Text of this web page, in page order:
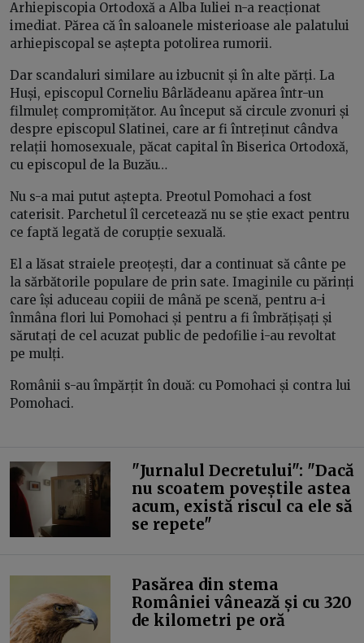
Arhiepiscopia Ortodoxă a Alba Iuliei n-a reacționat
imediat. Părea că în saloanele misterioase ale palatului
arhiepiscopal se aștepta potolirea rumorii.
Dar scandaluri similare au izbucnit și în alte părți. La
Huși, episcopul Corneliu Bârlădeanu apărea într-un
filmuleț compromițător. Au început să circule zvonuri și
despre episcopul Slatinei, care ar fi întreținut cândva
relații homosexuale, păcat capital în Biserica Ortodoxă,
cu episcopul de la Buzău…
Nu s-a mai putut aștepta. Preotul Pomohaci a fost
caterisit. Parchetul îl cercetează nu se știe exact pentru
ce faptă legată de corupție sexuală.
El a lăsat straiele preoțești, dar a continuat să cânte pe
la sărbătorile populare de prin sate. Imaginile cu părinți
care își aduceau copiii de mână pe scenă, pentru a-i
înmâna flori lui Pomohaci și pentru a fi îmbrățișați și
sărutați de cel acuzat public de pedofilie i-au revoltat
pe mulți.
Românii s-au împărțit în două: cu Pomohaci și contra lui
Pomohaci.
"Jurnalul Decretului": "Dacă
nu scoatem poveștile astea
acum, există riscul ca ele să
se repete"
Pasărea din stema
României vânează și cu 320
de kilometri pe oră